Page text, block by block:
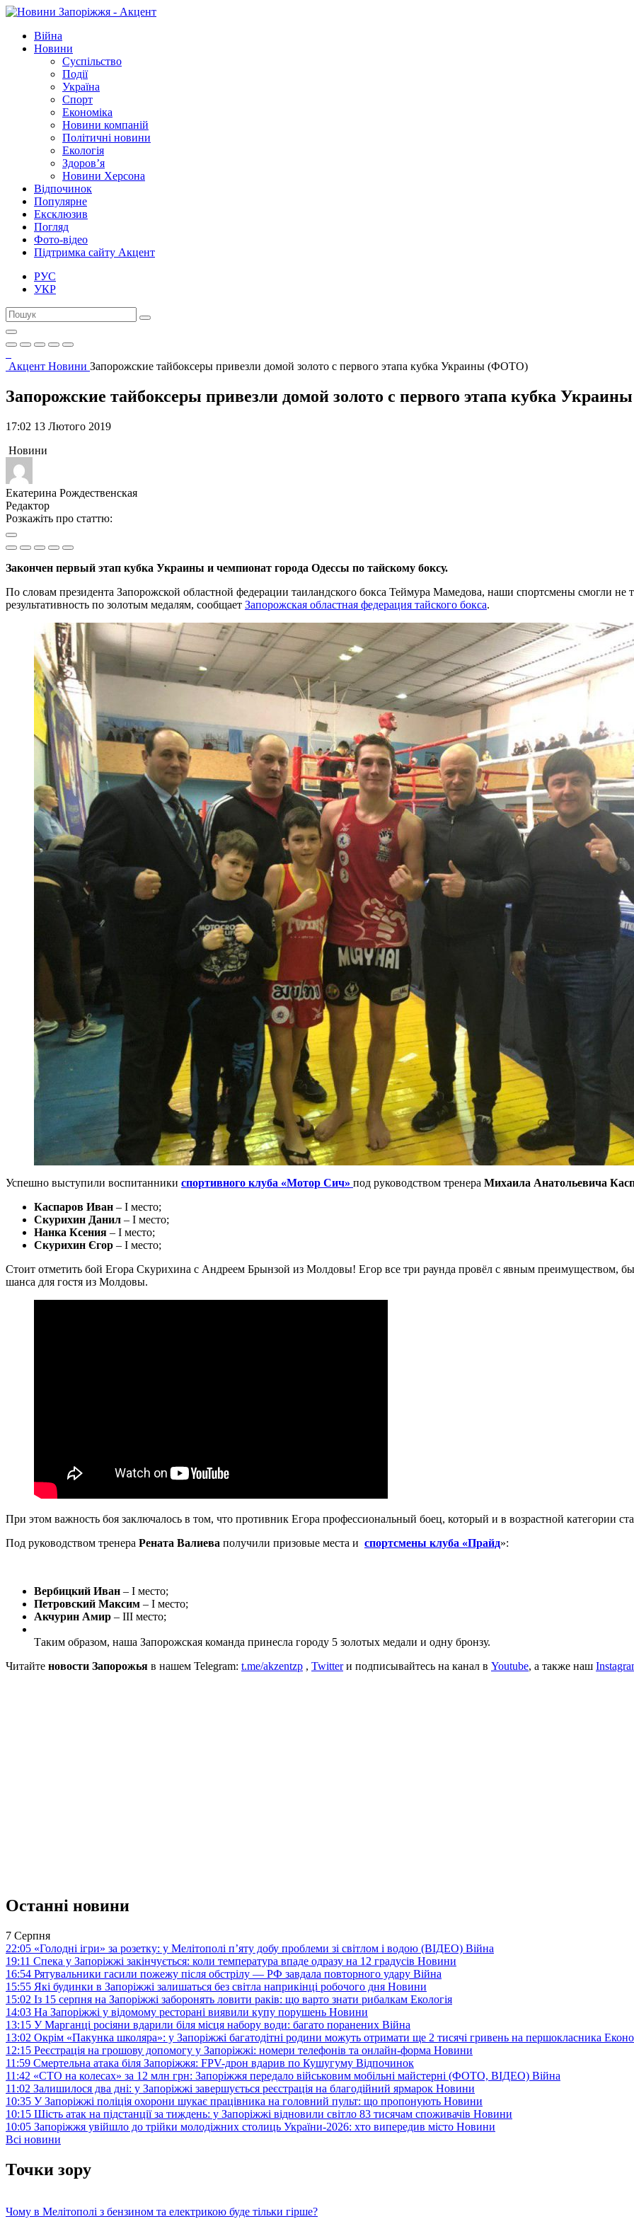
Війна
Новини
Суспільство
Події
Україна
Спорт
Економіка
Новини компаній
Політичні новини
Екологія
Здоров’я
Новини Херсона
Відпочинок
Популярне
Ексклюзив
Погляд
Фото-відео
Підтримка сайту Акцент
РУС
УКР
Акцент Новини Запорожские тайбоксеры привезли домой золото с первого этапа кубка Украины (ФОТО)
Запорожские тайбоксеры привезли домой золото с первого этапа кубка
17:02 13 Лютого 2019
Новини
Екатерина Рождественская
Редактор
Розкажіть про статтю:
Закончен первый этап кубка Украины и чемпионат города Одессы по тайскому боксу.
По словам президента Запорожской областной федерации таиландского бокса Теймура Мамедова, наши спортсмены смогли не
результативность по золотым медалям, сообщает Запорожская областная федерация тайского бокса.
Успешно выступили воспитанники спортивного клуба «Мотор Сич» под руководством тренера Михаила Анатольевича
Каспаров Иван – I место;
Скурихин Данил – I место;
Нанка Ксения – I место;
Скурихин Єгор – I место;
Стоит отметить бой Егора Скурихина с Андреем Брынзой из Молдовы! Егор все три раунда провёл с явным преимуществом,
шанса для гостя из Молдовы.
При этом важность боя заключалось в том, что противник Егора профессиональный боец, который и в возрастной категории
Под руководством тренера Рената Валиева получили призовые места и спортсмены клуба «Прайд»:
Вербицкий Иван – I место;
Петровский Максим – I место;
Акчурин Амир – III место;
Таким образом, наша Запорожская команда принесла городу 5 золотых медали и одну бронзу.
Читайте новости Запорожья в нашем Telegram: t.me/akzentzp , Twitterи подписывайтесь на канал в Youtube, а также наш
Останні новини
7 Серпня
22:05 «Голодні ігри» за розетку: у Мелітополі п’яту добу проблеми зі світлом і водою (ВІДЕО) Війна
19:11 Спека у Запоріжжі закінчується: коли температура впаде одразу на 12 градусів Новини
16:54 Рятувальники гасили пожежу після обстрілу — РФ завдала повторного удару Війна
15:55 Які будинки в Запоріжжі залишаться без світла наприкінці робочого дня Новини
15:02 Із 15 серпня на Запоріжжі заборонять ловити раків: що варто знати рибалкам Екологія
14:03 На Запоріжжі у відомому ресторані виявили купу порушень Новини
13:15 У Марганці росіяни вдарили біля місця набору води: багато поранених Війна
13:02 Окрім «Пакунка школяра»: у Запоріжжі багатодітні родини можуть отримати ще 2 тисячі гривень на першокласника
12:15 Реєстрація на грошову допомогу у Запоріжжі: номери телефонів та онлайн-форма Новини
11:59 Смертельна атака біля Запоріжжя: FPV-дрон вдарив по Кушугуму Відпочинок
11:42 «СТО на колесах» за 12 млн грн: Запоріжжя передало військовим мобільні майстерні (ФОТО, ВІДЕО) Війна
11:02 Залишилося два дні: у Запоріжжі завершується реєстрація на благодійний ярмарок Новини
10:35 У Запоріжжі поліція охорони шукає працівника на головний пульт: що пропонують Новини
10:15 Шість атак на підстанції за тиждень: у Запоріжжі відновили світло 83 тисячам споживачів Новини
10:05 Запоріжжя увійшло до трійки молодіжних столиць України-2026: хто випередив місто Новини
Всі новини
Точки зору
Чому в Мелітополі з бензином та електрикою буде тільки гірше?